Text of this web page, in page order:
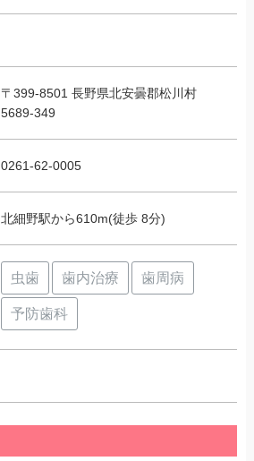
〒399-8501 長野県北安曇郡松川村
5689-349
0261-62-0005
北細野駅から610m(徒歩 8分)
虫歯 歯内治療 歯周病
予防歯科